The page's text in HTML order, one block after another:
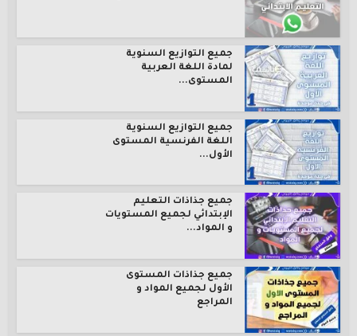
جميع التوازيع السنوية
لمادة اللغة العربية
المستوى...
جميع التوازيع السنوية
اللغة الفرنسية المستوى
الأول...
جميع جذاذات التعليم
الإبتدائي لجميع المستويات
و المواد...
جميع جذاذات المستوى
الأول لجميع المواد و
المراجع